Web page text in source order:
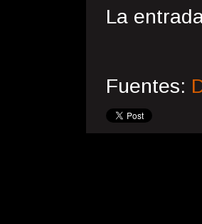
La
Fuentes: